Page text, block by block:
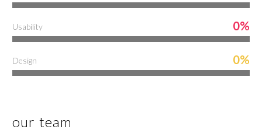
Usability 0%
Design 0%
our team